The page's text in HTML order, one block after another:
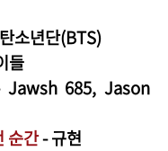
소년단(BTS)
들
Jawsh 685, Jason
순간- 규현